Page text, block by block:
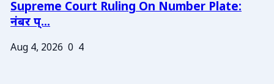
Supreme Court Ruling On Number Plate:
नंबर प्...
Aug 4, 2026 0 4